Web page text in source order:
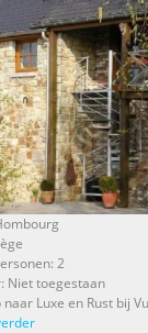
2
Niet toegestaan
Luxe en Rust bij